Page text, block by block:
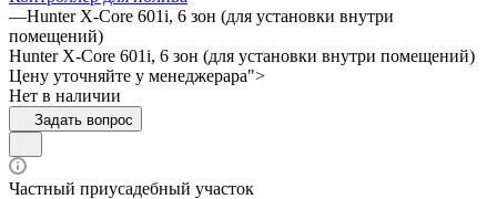
—Hunter X-Core 601i, 6 зон (для установки внутри
помещений)
Hunter X-Core 601i, 6 зон (для установки внутри помещений)
Цену уточняйте у менеджерара">
Нет в наличии
Задать вопрос
Частный приусадебный участок